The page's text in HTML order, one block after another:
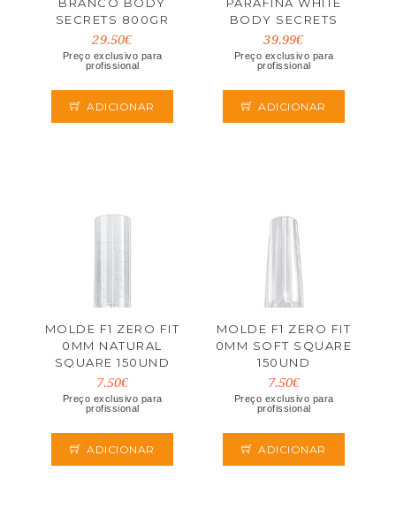
SECRETS 800GR
29.50€
Preço exclusivo para
profissional
ADICIONAR
BODY SECRETS
39.99€
Preço exclusivo para
profissional
ADICIONAR
MOLDE F1 ZERO FIT
0MM NATURAL
SQUARE 150UND
7.50€
Preço exclusivo para
profissional
ADICIONAR
MOLDE F1 ZERO FIT
0MM SOFT SQUARE
150UND
7.50€
Preço exclusivo para
profissional
ADICIONAR